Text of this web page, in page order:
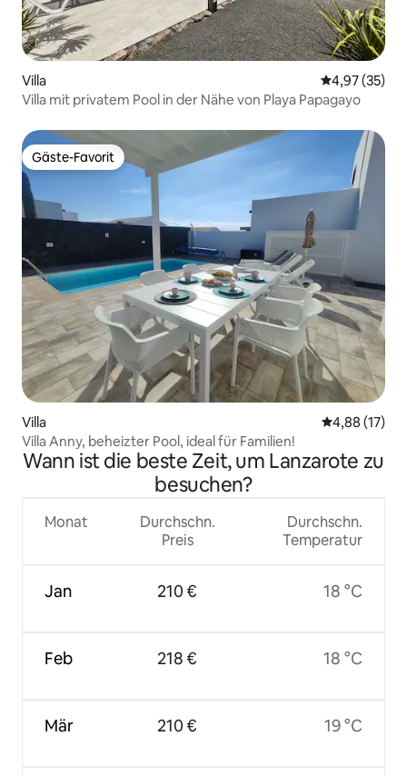
Villa
4,97 (35)
Villa mit privatem Pool in der Nähe von Playa Papagayo
Gäste-Favorit
Gäste-Favorit
Villa
4,88 (17)
Villa Anny, beheizter Pool, ideal für Familien!
Wann ist die beste Zeit, um Lanzarote zu
besuchen?
Monat
Jan
Feb
Mär
Durchschn.
Preis
210 €
218 €
210 €
Durchschn.
Temperatur
18 °C
18 °C
19 °C